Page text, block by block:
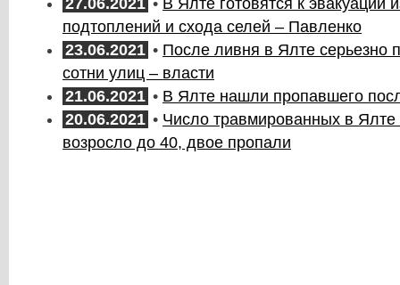
подтоплений и схода селей – Павленко
23.06.2021 • После ливня в Ялте серьезно
сотни улиц – власти
21.06.2021 • В Ялте нашли пропавшего
20.06.2021 • Число травмированных в Ялте
возросло до 40, двое пропали